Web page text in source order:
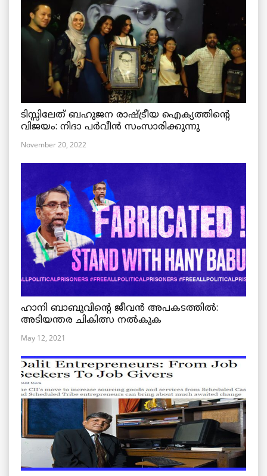
ടിസ്സിലേത് ബഹുജന രാഷ്ട്രീയ ഐക്യത്തിന്റെ
വിജയം: നിദാ പർവീൻ സംസാരിക്കുന്നു
November 20, 2022
ഹാനി ബാബുവിന്റെ ജീവൻ അപകടത്തിൽ:
അടിയന്തര ചികിത്സ നൽകുക
May 12, 2021